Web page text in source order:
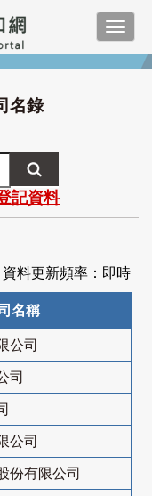
名錄
記資料
資料更新頻率：即時
名稱
公司
司
公司
份有限公司